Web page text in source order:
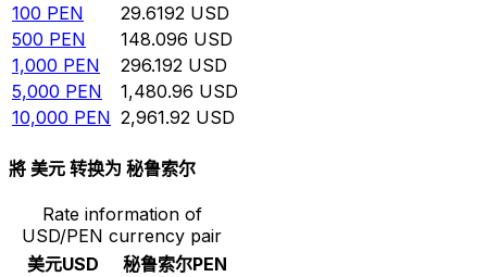
100 PEN 29.6192 USD
500 PEN 148.096 USD
1,000 PEN 296.192 USD
5,000 PEN 1,480.96 USD
10,000 PEN 2,961.92 USD
將 美元 转换为 秘鲁索尔
Rate information of
USD/PEN currency pair
美元USD 秘鲁索尔PEN